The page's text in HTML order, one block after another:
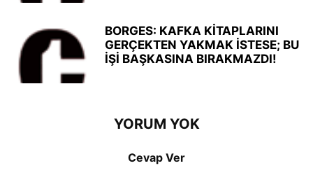
BORGES: KAFKA KİTAPLARINI
GERÇEKTEN YAKMAK İSTESE; BU
İŞİ BAŞKASINA BIRAKMAZDI!
YORUM YOK
Cevap Ver